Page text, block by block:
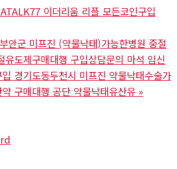
이더리움 리플 모든코인구입
안군 미프진 (약물낙태)가능한병원 중절
유도제구매대행 구입상담문의 마석 임신
경기도동두천시 미프진 약물낙태수술가
구매대행 공단 약물낙태유산유 »